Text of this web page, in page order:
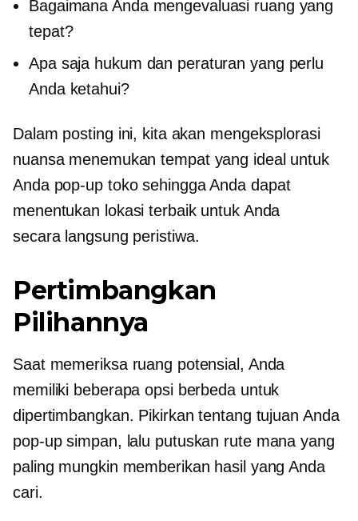
Bagaimana Anda mengevaluasi ruang yang
tepat?
Apa saja hukum dan peraturan yang perlu
Anda ketahui?
Dalam posting ini, kita akan mengeksplorasi
nuansa menemukan tempat yang ideal untuk
Anda pop-uptoko sehingga Anda dapat
menentukan lokasi terbaik untuk Anda
secara langsung peristiwa.
Pertimbangkan
Pilihannya
Saat memeriksa ruang potensial, Anda
memiliki beberapa opsi berbeda untuk
dipertimbangkan. Pikirkan tentang tujuan Anda
pop-upsimpan, lalu putuskan rute mana yang
paling mungkin memberikan hasil yang Anda
cari.